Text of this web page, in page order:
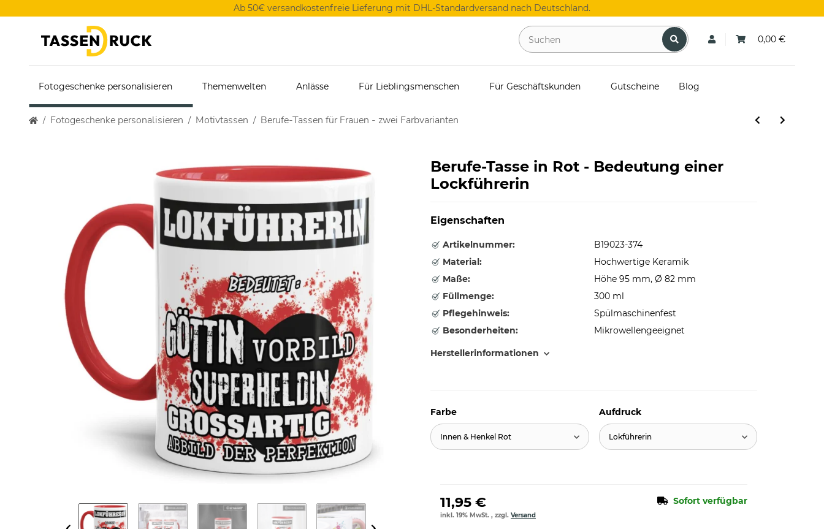
Ab 50€ versandkostenfreie Lieferung mit DHL-Standardversand nach Deutschland.
0,00 €
Fotogeschenke personalisieren Themenwelten Anlässe Für Lieblingsmenschen Für Geschäftskunden Gutscheine Blog
Fotogeschenke personalisieren Motivtassen Berufe-Tassen für Frauen - zwei Farbvarianten
Berufe-Tasse in Rot - Bedeutung einer
Lockführerin
Eigenschaften
Artikelnummer:
B19023-374
Material:
Hochwertige Keramik
Maße:
Höhe 95 mm, Ø 82 mm
Füllmenge:
300 ml
Pflegehinweis:
Spülmaschinenfest
Besonderheiten:
Mikrowellengeeignet
Herstellerinformationen
Farbe
Innen & Henkel Rot
Aufdruck
Lokführerin
11,95 € Sofort verfügbar
inkl. 19% MwSt. , zzgl. Versand